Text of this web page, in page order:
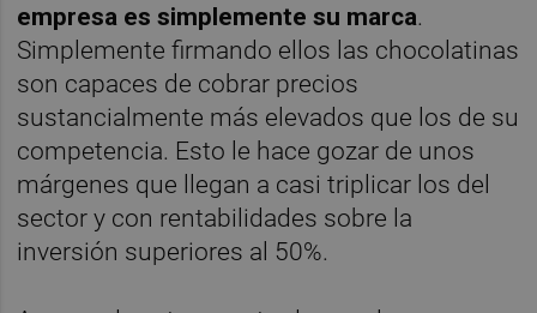
empresa es simplemente su marca.
Simplemente firmando ellos las chocolatinas
son capaces de cobrar precios
sustancialmente más elevados que los de su
competencia. Esto le hace gozar de unos
márgenes que llegan a casi triplicar los del
sector y con rentabilidades sobre la
inversión superiores al 50%.